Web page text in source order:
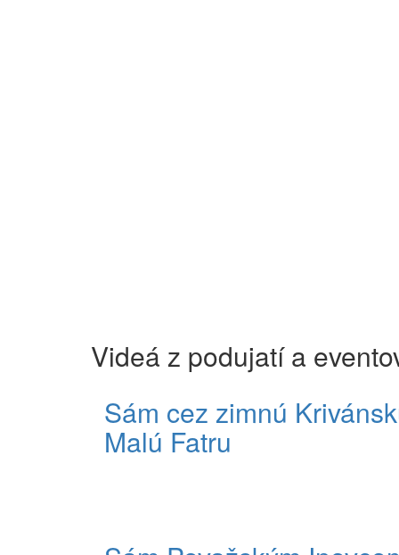
Videá z podujatí a
Sám cez zimnú
Malú Fatru